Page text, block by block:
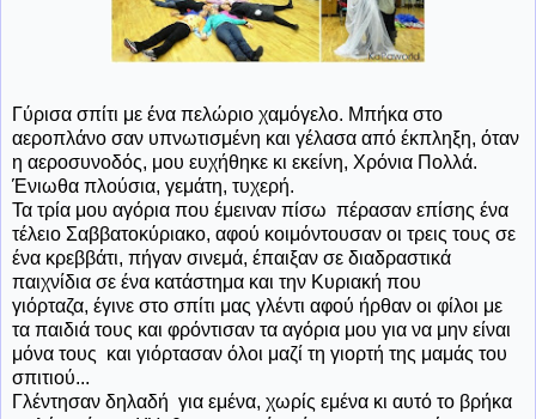
Γύρισα σπίτι με ένα πελώριο χαμόγελο. Μπήκα στο
αεροπλάνο σαν υπνωτισμένη και γέλασα από έκπληξη, όταν
η αεροσυνοδός, μου ευχήθηκε κι εκείνη, Χρόνια Πολλά.
Ένιωθα πλούσια, γεμάτη, τυχερή.
Τα τρία μου αγόρια που έμειναν πίσω πέρασαν επίσης ένα
τέλειο Σαββατοκύριακο, αφού κοιμόντουσαν οι τρεις τους σε
ένα κρεββάτι, πήγαν σινεμά, έπαιξαν σε διαδραστικά
παιχνίδια σε ένα κατάστημα και την Κυριακή που
γιόρταζα, έγινε στο σπίτι μας γλέντι αφού ήρθαν οι φίλοι με
τα παιδιά τους και φρόντισαν τα αγόρια μου για να μην είναι
μόνα τους και γιόρτασαν όλοι μαζί τη γιορτή της μαμάς του
σπιτιού...
Γλέντησαν δηλαδή για εμένα, χωρίς εμένα κι αυτό το βρήκα